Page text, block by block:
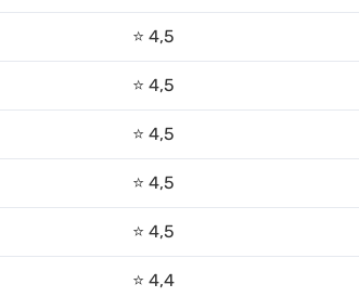
⭐️ 4,5
⭐️ 4,5
⭐️ 4,5
⭐️ 4,5
⭐️ 4,5
⭐️ 4,4